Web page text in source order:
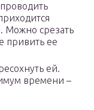
Можно срезать
привить ее
ей.
времени –